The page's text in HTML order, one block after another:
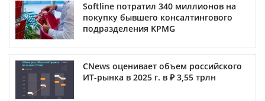
Softline потратил 340 миллионов на
покупку бывшего консалтингового
подразделения KPMG
CNews оценивает объем российского
ИТ-рынка в 2025 г. в ₽ 3,55 трлн